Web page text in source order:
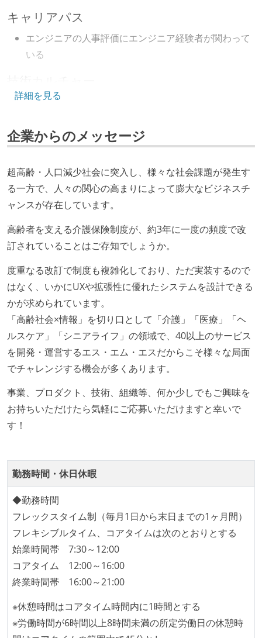
キャリアパス
エンジニアの人事評価にエンジニア経験者が関わって
いる
CTO またはそれに準じる、技術やワークフローの標準
取締役（社内）または執行役員として、エンジニアリ
ング部門の人間が経営に参加している
経営トップがエンジニア出身、または現役のエンジニ
アである
開発メンバーの裁量
OS やエディタ、IDE といった個人の環境は、各自の責
任で好きなものを使うことができる
企画を決定する場に、実装を担当する開発メンバーが
参加している
タスクの見積もりは、実装を担当するメンバーが中心
となって行う
コード品質向上のための取り組み
「リファクタリングは随時行われるべき」という価値
観をメンバー全員が共有しており、日常的に実施して
いる
何らかのコーディング規約をチーム全体で遵守するよ
が実行される環境が構築されている
テストの実施度
ほとんどのプロダクトコードに単体テストを記述、実
施している
ほとんどの機能に受け入れテストを記述、実施してい
る
機能の実装と同時にテストコードを記述している
アジャイル実践状況
1ヶ月以下の短い期間でのイテレーション開発を実践
している
詳細を見る
企業からのメッセージ
超高齢・人口減少社会に突入し、様々な社会課題が発生す
る一方で、人々の関心の高まりによって膨大なビジネスチ
ャンスが存在しています。
高齢者を支える介護保険制度が、約3年に一度の頻度で改
訂されていることはご存知でしょうか。
度重なる改訂で制度も複雑化しており、ただ実装するので
はなく、いかにUXや拡張性に優れたシステムを設計できる
かが求められています。
「高齢社会×情報」を切り口として「介護」「医療」「ヘ
ルスケア」「シニアライフ」の領域で、40以上のサービス
を開発・運営するエス・エム・エスだからこそ様々な局面
でチャレンジする機会が多くあります。
事業、プロダクト、技術、組織等、何か少しでもご興味を
お持ちいただけたら気軽にご応募いただけますと幸いで
す！
勤務時間・休日休暇
◆勤務時間
フレックスタイム制（毎月1日から末日までの1ヶ月間）
フレキシブルタイム、コアタイムは次のとおりとする
始業時間帯 7:30～12:00
コアタイム 12:00～16:00
終業時間帯 16:00～21:00
※休憩時間はコアタイム時間内に1時間とする
※労働時間が6時間以上8時間未満の所定労働日の休憩時